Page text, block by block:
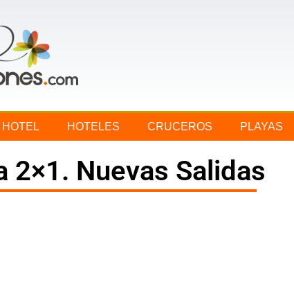
HOTELES CRUCEROS PLAYAS
2×1. Nuevas Salidas